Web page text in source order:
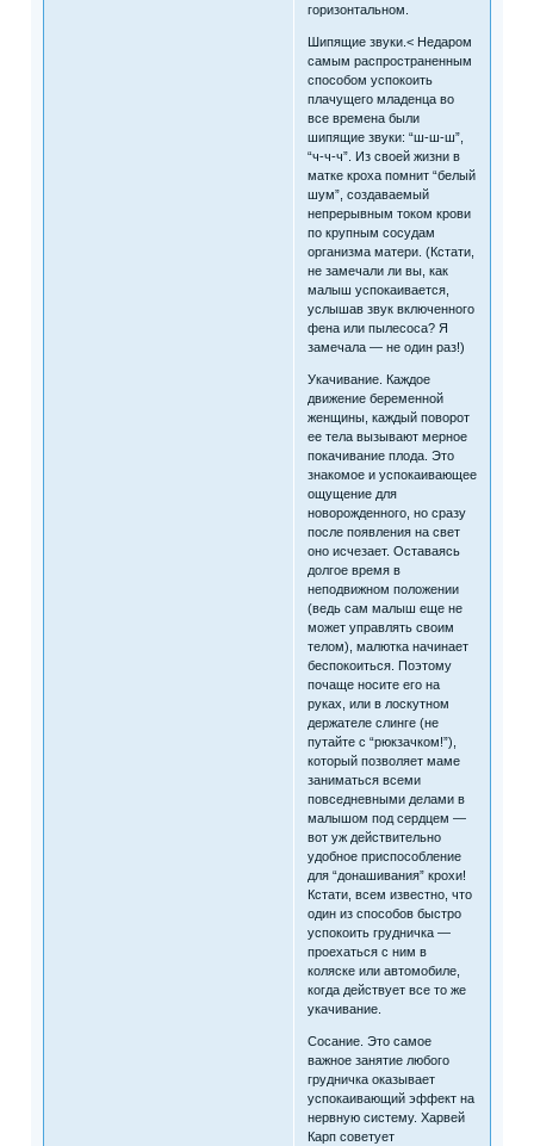
горизонтальном.
Шипящие звуки.< Недаром
самым распространенным
способом успокоить
плачущего младенца во
все времена были
шипящие звуки: “ш-ш-ш”,
“ч-ч-ч”. Из своей жизни в
матке кроха помнит “белый
шум”, создаваемый
непрерывным током крови
по крупным сосудам
организма матери. (Кстати,
не замечали ли вы, как
малыш успокаивается,
услышав звук включенного
фена или пылесоса? Я
замечала — не один раз!)
Укачивание. Каждое
движение беременной
женщины, каждый поворот
ее тела вызывают мерное
покачивание плода. Это
знакомое и успокаивающее
ощущение для
новорожденного, но сразу
после появления на свет
оно исчезает. Оставаясь
долгое время в
неподвижном положении
(ведь сам малыш еще не
может управлять своим
телом), малютка начинает
беспокоиться. Поэтому
почаще носите его на
руках, или в лоскутном
держателе слинге (не
путайте с “рюкзачком!”),
который позволяет маме
заниматься всеми
повседневными делами в
малышом под сердцем —
вот уж действительно
удобное приспособление
для “донашивания” крохи!
Кстати, всем известно, что
один из способов быстро
успокоить грудничка —
проехаться с ним в
коляске или автомобиле,
когда действует все то же
укачивание.
Сосание. Это самое
важное занятие любого
грудничка оказывает
успокаивающий эффект на
нервную систему. Харвей
Карп советует